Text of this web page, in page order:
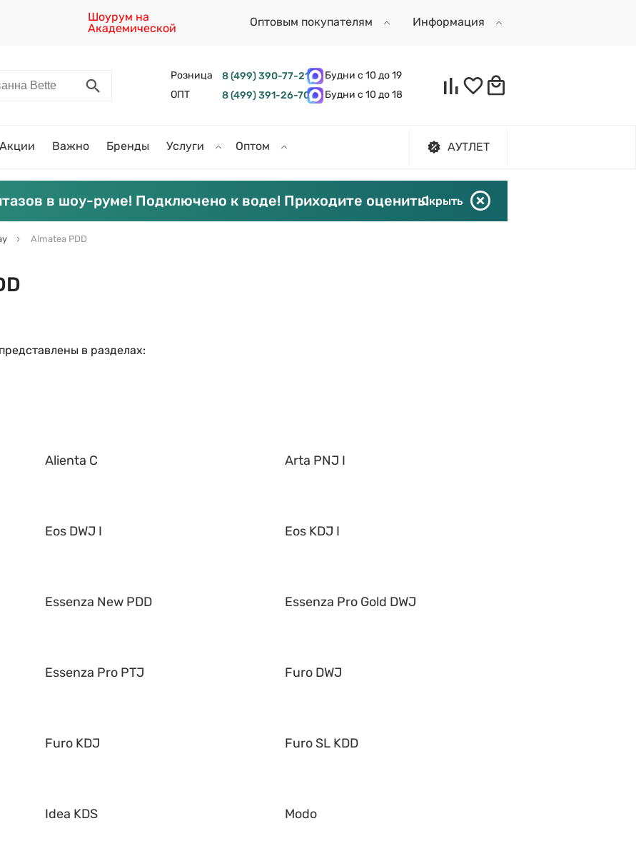
Шоурум на
Академической
Оптовым покупателям Информация
Розница 8 (499) 390-77-21
Будни с 10 до 19
ОПТ
8 (499) 391-26-70 Будни с 10 до 18
Акции Важно Бренды Услуги Оптом АУТЛЕТ
в шоу-руме! Подключено к воде! Приходите оценить!Скрыть
Almatea PDD
в разделах:
Alienta C Arta PNJ I
Eos DWJ I Eos KDJ I
Essenza New PDD Essenza Pro Gold DWJ
Essenza Pro PTJ Furo DWJ
Furo KDJ Furo SL KDD
Idea KDS Modo